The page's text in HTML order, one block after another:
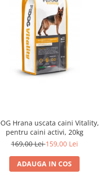
Hrana uscata caini Vitality,
pentru caini activi, 20kg
169,00 Lei159,00 Lei
ADAUGA IN COS